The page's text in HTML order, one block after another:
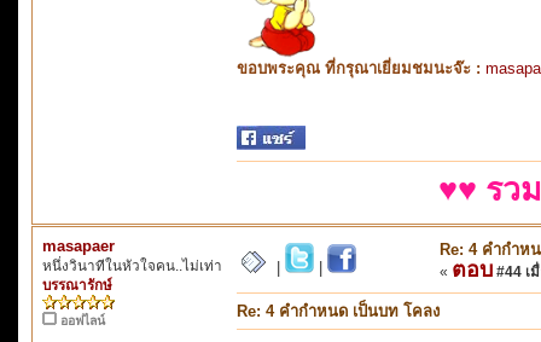
ขอบพระคุณ ที่กรุณาเยี่ยมชมนะจ๊ะ :
♥♥ รว
masapaer
หนึ่งวินาทีในหัวใจคน..ไม่เท่า
บรรณารักษ์
ออฟไลน์
Re: 4 คำกำห
« ตอบ #44 เ
Re: 4 คำกำหนด เป็นบท โคลง